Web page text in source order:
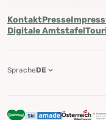
KontaktPresse
Digitale Amtstafel
SpracheDE